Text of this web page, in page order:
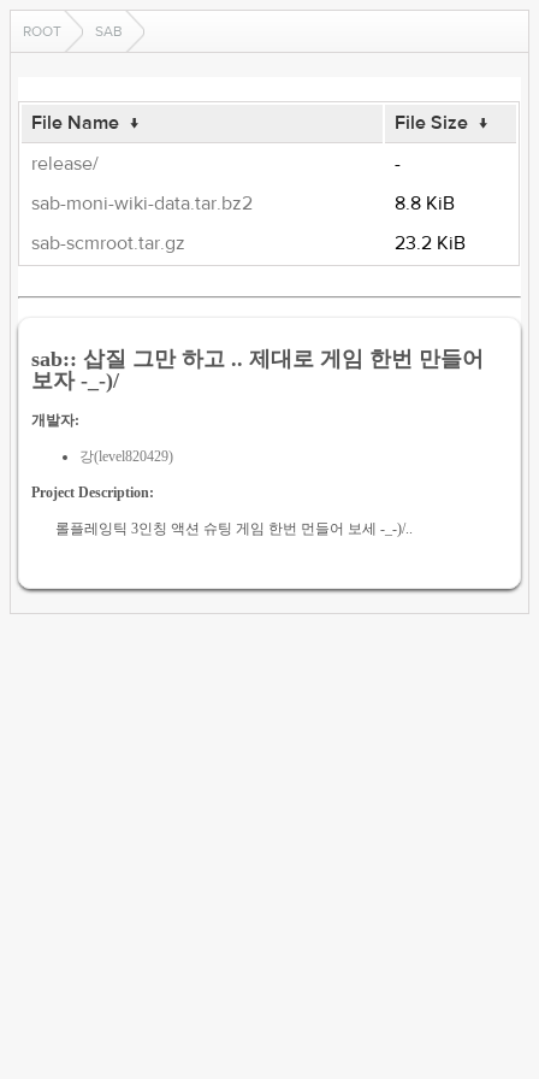
ROOT SAB
File Name ↓ File Size ↓
release/
-
sab-moni-wiki-data.tar.bz2
8.8 KiB
sab-scmroot.tar.gz
23.2 KiB
sab:: 삽질 그만 하고 .. 제대로 게임 한번 만들어
보자 -_-)/
개발자:
강(level820429)
Project Description:
롤플레잉틱 3인칭 액션 슈팅 게임 한번 먼들어 보세 -_-)/..